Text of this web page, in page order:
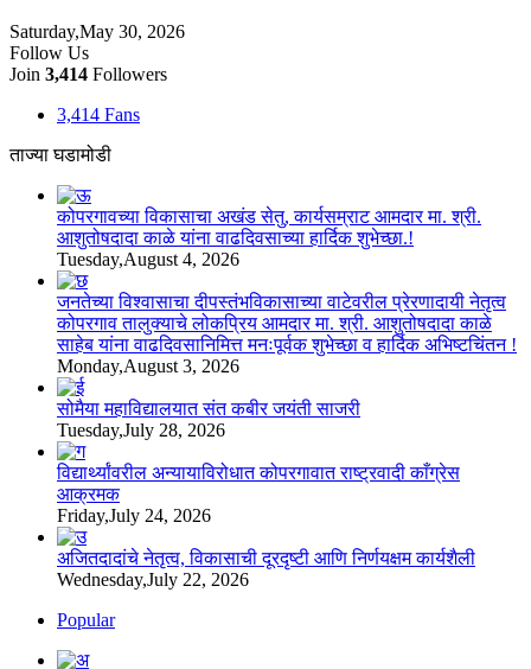
Saturday,May 30, 2026
Follow Us
Join 3,414 Followers
3,414 Fans
ताज्या घडामोडी
कोपरगावच्या विकासाचा अखंड सेतु, कार्यसम्राट आमदार मा. श्री.
आशुतोषदादा काळे यांना वाढदिवसाच्या हार्दिक शुभेच्छा.!
Tuesday,August 4, 2026
जनतेच्या विश्वासाचा दीपस्तंभविकासाच्या वाटेवरील प्रेरणादायी नेतृत्व
कोपरगाव तालुक्याचे लोकप्रिय आमदार मा. श्री. आशुतोषदादा काळे
साहेब यांना वाढदिवसानिमित्त मनःपूर्वक शुभेच्छा व हार्दिक अभिष्टचिंतन !
Monday,August 3, 2026
सोमैया महाविद्यालयात संत कबीर जयंती साजरी
Tuesday,July 28, 2026
विद्यार्थ्यांवरील अन्यायाविरोधात कोपरगावात राष्ट्रवादी काँग्रेस
आक्रमक
Friday,July 24, 2026
अजितदादांचे नेतृत्व, विकासाची दूरदृष्टी आणि निर्णयक्षम कार्यशैली
Wednesday,July 22, 2026
Popular